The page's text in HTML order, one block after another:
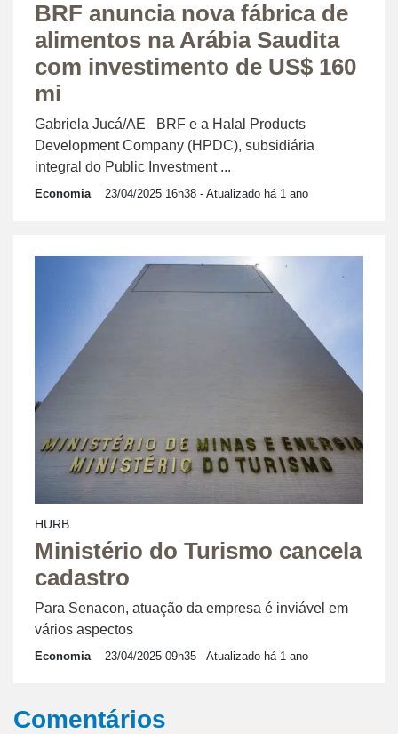
BRF anuncia nova fábrica de
alimentos na Arábia Saudita
com investimento de US$ 160
mi
Gabriela Jucá/AE BRF e a Halal Products
Development Company (HPDC), subsidiária
integral do Public Investment ...
Economia 23/04/2025 16h38 - Atualizado há 1 ano
HURB
Ministério do Turismo cancela
cadastro
Para Senacon, atuação da empresa é inviável em
vários aspectos
Economia 23/04/2025 09h35 - Atualizado há 1 ano
Comentários